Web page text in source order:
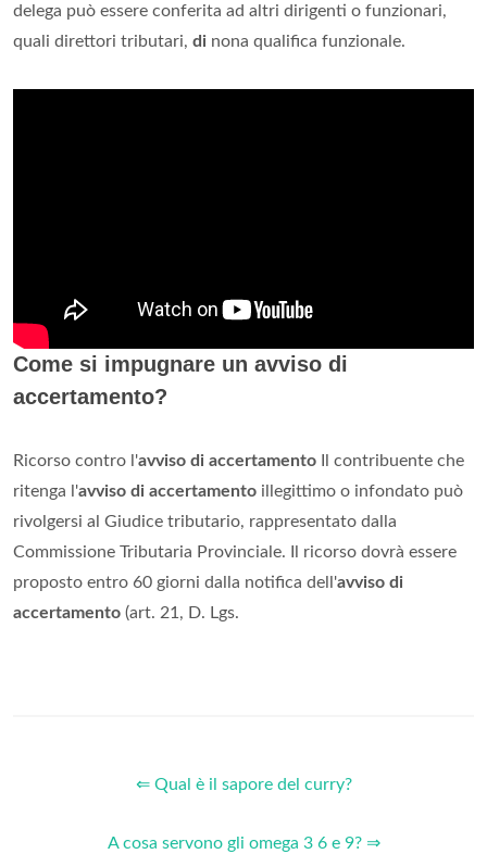
delega può essere conferita ad altri dirigenti o funzionari,
quali direttori tributari, di nona qualifica funzionale.
Come si impugnare un avviso di
accertamento?
Ricorso contro l'avviso di accertamento Il contribuente che
ritenga l'avviso di accertamento illegittimo o infondato può
rivolgersi al Giudice tributario, rappresentato dalla
Commissione Tributaria Provinciale. Il ricorso dovrà essere
proposto entro 60 giorni dalla notifica dell'avviso di
accertamento (art. 21, D. Lgs.
⇐ Qual è il sapore del curry?
A cosa servono gli omega 3 6 e 9? ⇒